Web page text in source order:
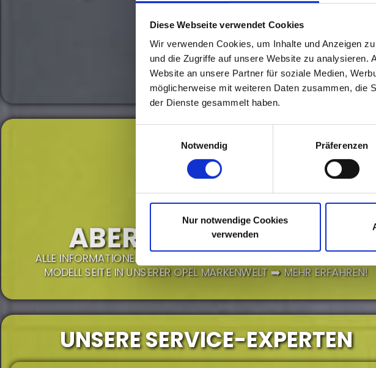
Diese Webseite verwendet Cookies
Wir verwenden Cookies, um Inhalte und Anzeigen
und die Zugriffe auf unsere Website zu analysieren.
Website an unsere Partner für soziale Medien,
möglicherweise mit weiteren Daten zusammen, die
der Dienste gesammelt haben.
Notwendig
Präferenzen
Nur notwendige Cookies
verwenden
ABER WAS IST MIT..?
ALLE INFORMATIONEN RUND UM DEN OPEL MOVANO GIBT ES AUF DER
MODELL SEITE IN UNSERER OPEL MARKENWELT ➡️ MEHR ERFAHREN!
UNSERE SERVICE-EXPERTEN